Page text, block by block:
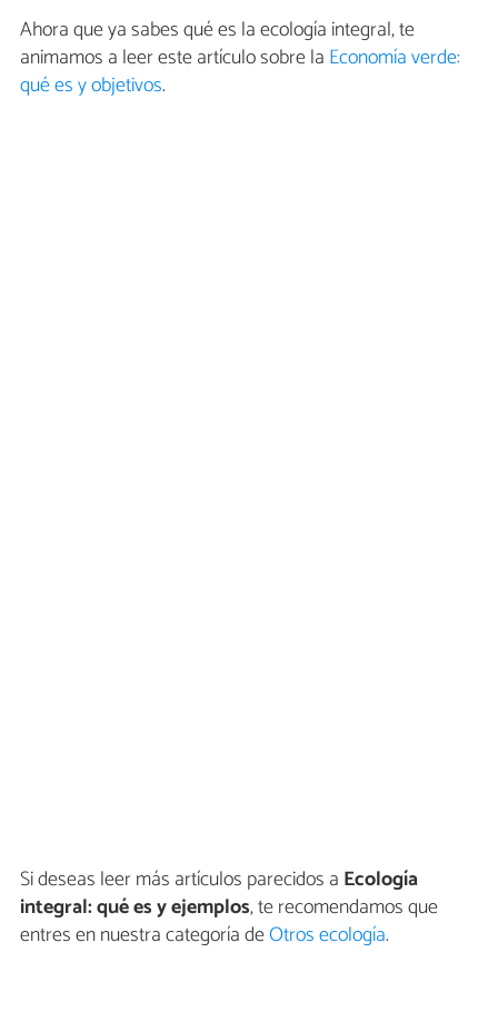
Ahora que ya sabes qué es la ecología integral, te
animamos a leer este artículo sobre la Economía verde:
qué es y objetivos.
Si deseas leer más artículos parecidos a Ecología
integral: qué es y ejemplos, te recomendamos que
entres en nuestra categoría deOtros ecología.